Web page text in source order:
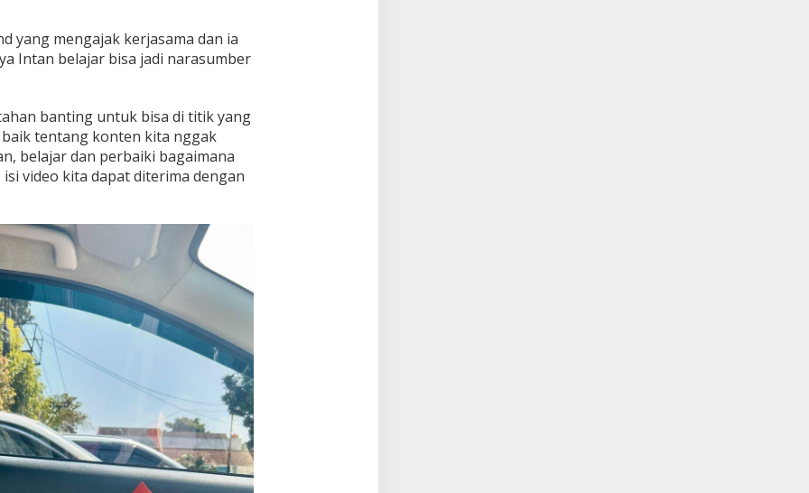
yang mengajak kerjasama dan ia
Intan belajar bisa jadi narasumber
banting untuk bisa di titik yang
tentang konten kita nggak
belajar dan perbaiki bagaimana
video kita dapat diterima dengan